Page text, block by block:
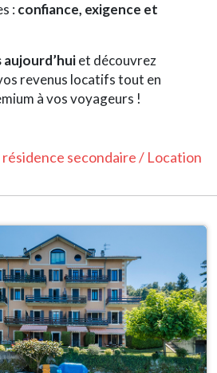
: confiance, exigence et
et découvrez
revenus locatifs tout en
à vos voyageurs !
secondaire / Location